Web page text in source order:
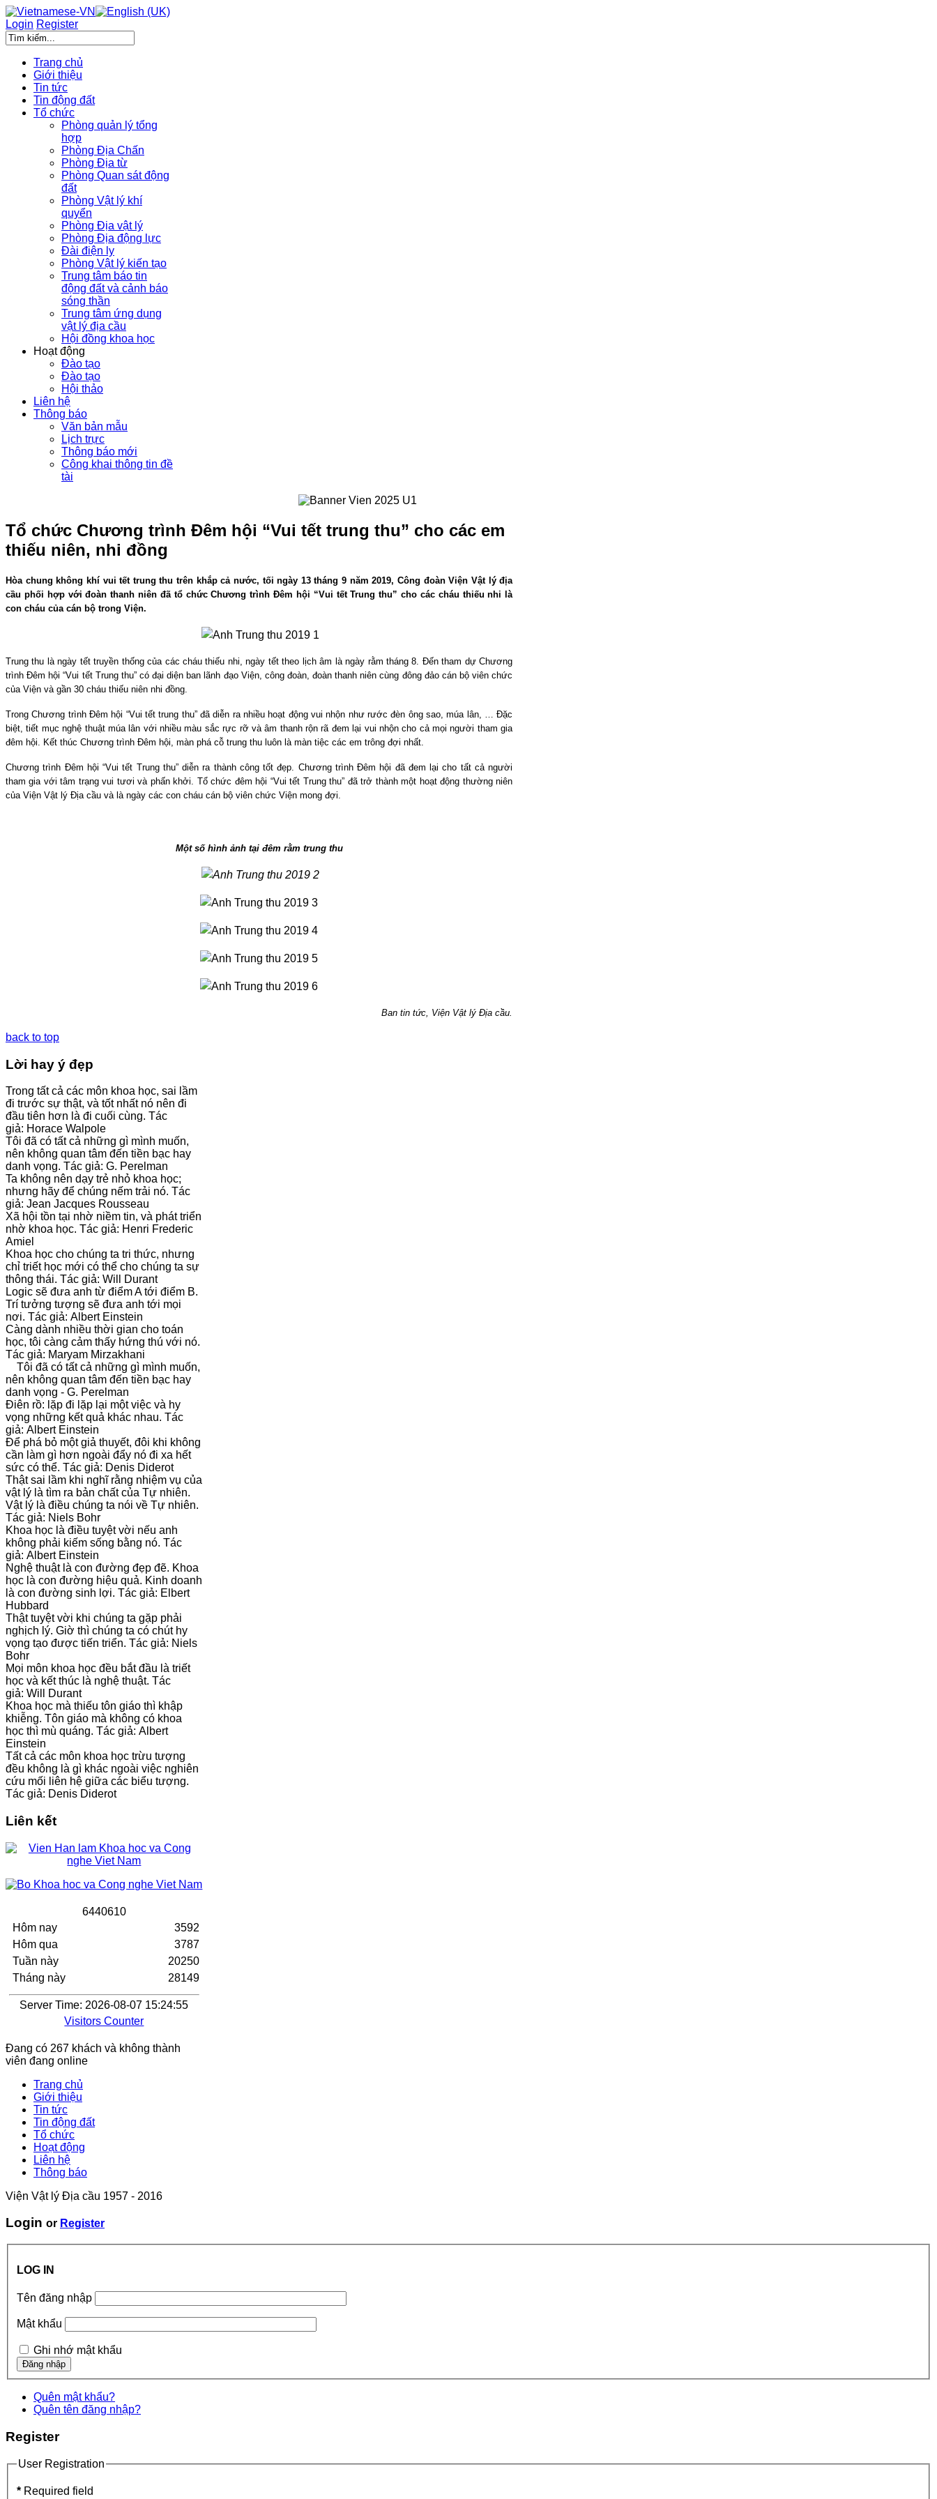
Login Register
Trang chủ
Giới thiệu
Tin tức
Tin động đất
Tổ chức
Phòng quản lý tổng
hợp
Phòng Địa Chấn
Phòng Địa từ
Phòng Quan sát động
đất
Phòng Vật lý khí
quyển
Phòng Địa vật lý
Phòng Địa động lực
Đài điện ly
Phòng Vật lý kiến tạo
Trung tâm báo tin
động đất và cảnh báo
sóng thần
Trung tâm ứng dụng
vật lý địa cầu
Hội đồng khoa học
Hoạt động
Đào tạo
Đào tạo
Hội thảo
Liên hệ
Thông báo
Văn bản mẫu
Lịch trực
Thông báo mới
Công khai thông tin đề
tài
Tổ chức Chương trình Đêm hội “Vui tết trung thu” cho các em
thiếu niên, nhi đồng
Hòa chung không khí vui tết trung thu trên khắp cả nước, tối ngày 13 tháng 9 năm 2019, Công đoàn Viện Vật lý địa
cầu phối hợp với đoàn thanh niên đã tổ chức Chương trình Đêm hội “Vui tết Trung thu” cho các cháu thiếu nhi là
con cháu của cán bộ trong Viện.
Trung thu là ngày tết truyền thống của các cháu thiếu nhi, ngày tết theo lịch âm là ngày rằm tháng 8. Đến tham dự Chương
trình Đêm hội “Vui tết Trung thu” có đại diện ban lãnh đạo Viện, công đoàn, đoàn thanh niên cùng đông đảo cán bộ viên chức
của Viện và gần 30 cháu thiếu niên nhi đồng.
Trong Chương trình Đêm hội “Vui tết trung thu” đã diễn ra nhiều hoạt động vui nhộn như rước đèn ông sao, múa lân, … Đặc
biệt, tiết mục nghệ thuật múa lân với nhiều màu sắc rực rỡ và âm thanh rộn rã đem lại vui nhộn cho cả mọi người tham gia
đêm hội. Kết thúc Chương trình Đêm hội, màn phá cỗ trung thu luôn là màn tiệc các em trông đợi nhất.
Chương trình Đêm hội “Vui tết Trung thu” diễn ra thành công tốt đẹp. Chương trình Đêm hội đã đem lại cho tất cả người
tham gia với tâm trạng vui tươi và phấn khởi. Tổ chức đêm hội “Vui tết Trung thu” đã trở thành một hoạt động thường niên
của Viện Vật lý Địa cầu và là ngày các con cháu cán bộ viên chức Viện mong đợi.
Một số hình ảnh tại đêm rằm trung thu
Ban tin tức, Viện Vật lý Địa cầu.
back to top
Lời hay ý đẹp
Trong tất cả các môn khoa học, sai lầm
đi trước sự thật, và tốt nhất nó nên đi
đầu tiên hơn là đi cuối cùng. Tác
giả: Horace Walpole
Tôi đã có tất cả những gì mình muốn,
nên không quan tâm đến tiền bạc hay
danh vọng. Tác giả: G. Perelman
Ta không nên dạy trẻ nhỏ khoa học;
nhưng hãy để chúng nếm trải nó. Tác
giả: Jean Jacques Rousseau
Xã hội tồn tại nhờ niềm tin, và phát triển
nhờ khoa học. Tác giả: Henri Frederic
Amiel
Khoa học cho chúng ta tri thức, nhưng
chỉ triết học mới có thể cho chúng ta sự
thông thái. Tác giả: Will Durant
Logic sẽ đưa anh từ điểm A tới điểm B.
Trí tưởng tượng sẽ đưa anh tới mọi
nơi. Tác giả: Albert Einstein
Càng dành nhiều thời gian cho toán
học, tôi càng cảm thấy hứng thú với nó.
Tác giả: Maryam Mirzakhani
Tôi đã có tất cả những gì mình muốn,
nên không quan tâm đến tiền bạc hay
danh vọng - G. Perelman
Điên rồ: lặp đi lặp lại một việc và hy
vọng những kết quả khác nhau. Tác
giả: Albert Einstein
Để phá bỏ một giả thuyết, đôi khi không
cần làm gì hơn ngoài đẩy nó đi xa hết
sức có thể. Tác giả: Denis Diderot
Thật sai lầm khi nghĩ rằng nhiệm vụ của
vật lý là tìm ra bản chất của Tự nhiên.
Vật lý là điều chúng ta nói về Tự nhiên.
Tác giả: Niels Bohr
Khoa học là điều tuyệt vời nếu anh
không phải kiếm sống bằng nó. Tác
giả: Albert Einstein
Nghệ thuật là con đường đẹp đẽ. Khoa
học là con đường hiệu quả. Kinh doanh
là con đường sinh lợi. Tác giả: Elbert
Hubbard
Thật tuyệt vời khi chúng ta gặp phải
nghịch lý. Giờ thì chúng ta có chút hy
vọng tạo được tiến triển. Tác giả: Niels
Bohr
Mọi môn khoa học đều bắt đầu là triết
học và kết thúc là nghệ thuật. Tác
giả: Will Durant
Khoa học mà thiếu tôn giáo thì khập
khiễng. Tôn giáo mà không có khoa
học thì mù quáng. Tác giả: Albert
Einstein
Tất cả các môn khoa học trừu tượng
đều không là gì khác ngoài việc nghiên
cứu mối liên hệ giữa các biểu tượng.
Tác giả: Denis Diderot
Liên kết
6440610
Hôm nay
Hôm qua
Tuần này
Tháng này
3592
3787
20250
28149
Server Time: 2026-08-07 15:24:55
Visitors Counter
Đang có 267 khách và không thành
viên đang online
Trang chủ
Giới thiệu
Tin tức
Tin động đất
Tổ chức
Hoạt động
Liên hệ
Thông báo
Viện Vật lý Địa cầu 1957 - 2016
Login or Register
LOG IN
Tên đăng nhập
Mật khẩu
Ghi nhớ mật khẩu
Quên mật khẩu?
Quên tên đăng nhập?
Register
User Registration
* Required field